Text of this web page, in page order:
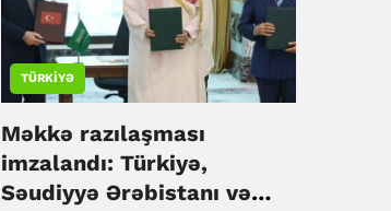
TÜRKIYƏ
Məkkə razılaşması
imzalandı: Türkiyə,
Səudiyyə Ərəbistanı və